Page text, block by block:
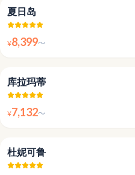
夏日岛
¥8,399〜
库拉玛蒂
¥7,132〜
杜妮可鲁